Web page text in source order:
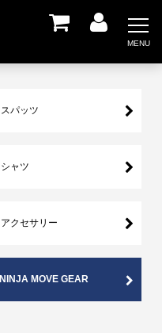
スパッツ
シャツ
アクセサリー
NINJA MOVE GEAR